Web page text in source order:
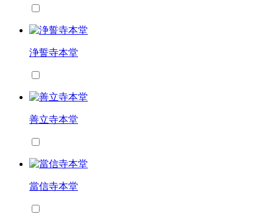
浄誓寺本堂
善立寺本堂
當信寺本堂